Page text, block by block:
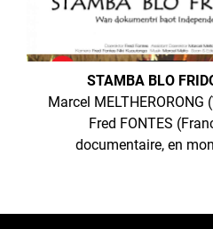
STAMBA BLO
Marcel MELTHERORONG
Fred FONTES
documentaire, en